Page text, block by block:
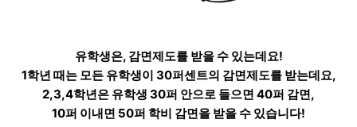
유학생은, 감면제도를 받을 수 있는데요!
1학년 때는 모든 유학생이 30퍼센트의 감면제도를 받는데요,
2,3,4학년은 유학생 30퍼 안으로 들으면 40퍼 감면,
10퍼 이내면 50퍼 학비 감면을 받을 수 있습니다!